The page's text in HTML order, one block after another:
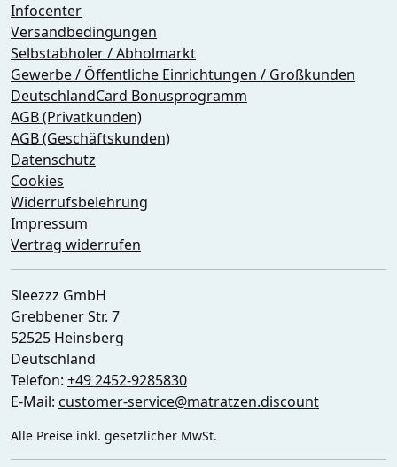
Infocenter
Versandbedingungen
Selbstabholer / Abholmarkt
Gewerbe / Öffentliche Einrichtungen / Großkunden
DeutschlandCard Bonusprogramm
AGB (Privatkunden)
AGB (Geschäftskunden)
Datenschutz
Cookies
Widerrufsbelehrung
Impressum
Vertrag widerrufen
Sleezzz GmbH
Grebbener Str. 7
52525 Heinsberg
Deutschland
Telefon: +49 2452-9285830
E-Mail: customer-service@matratzen.discount
Alle Preise inkl. gesetzlicher MwSt.